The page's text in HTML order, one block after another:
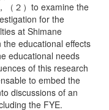
（２）to examine the
for the
at Shimane
the educational effects
educational needs
of this research
to embed the
discussions of an
the FYE.